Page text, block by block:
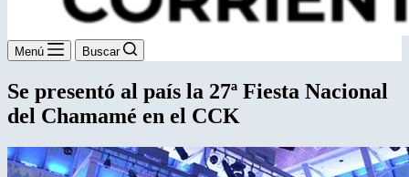
Menú Buscar
Se presentó al país la 27ª Fiesta Nacional
del Chamamé en el CCK